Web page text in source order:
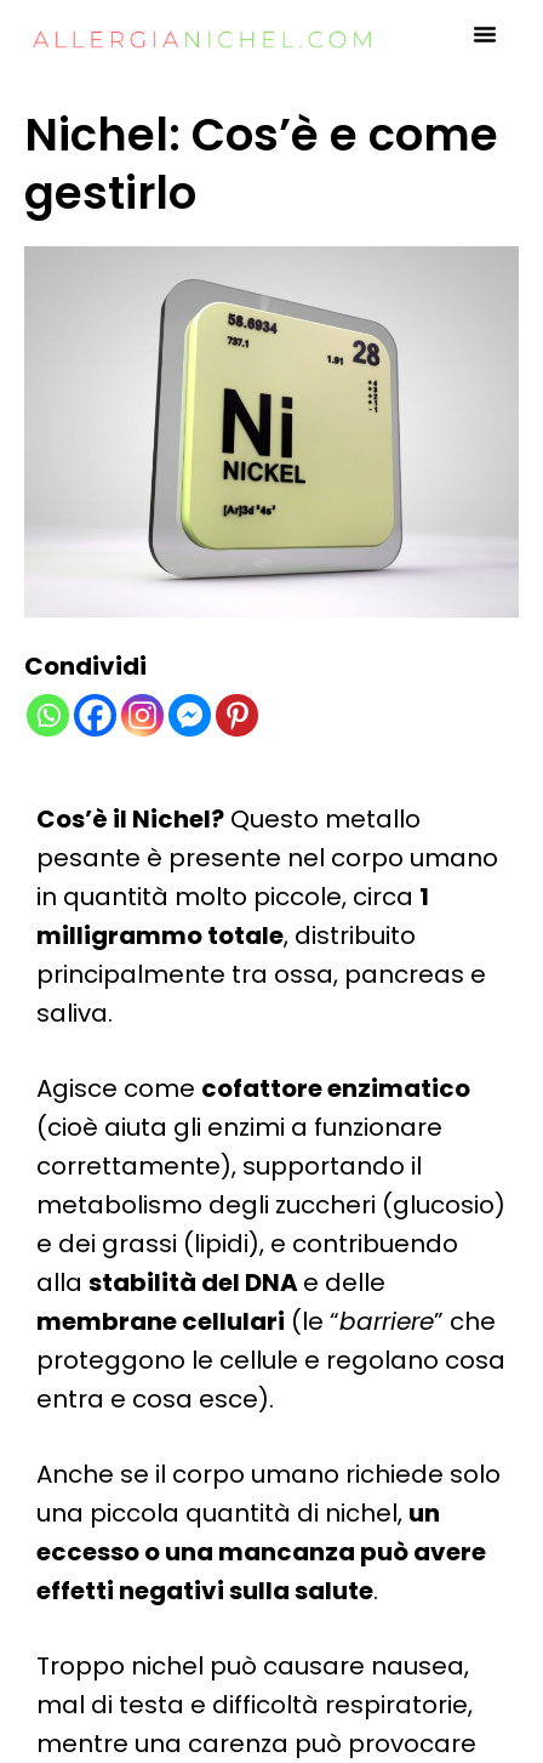
Nichel: Cos’è e come
gestirlo
Condividi
Cos’è il Nichel? Questo metallo
pesante è presente nel corpo umano
in quantità molto piccole, circa 1
milligrammo totale, distribuito
principalmente tra ossa, pancreas e
saliva.
Agisce come cofattore enzimatico
(cioè aiuta gli enzimi a funzionare
correttamente), supportando il
metabolismo degli zuccheri (glucosio)
e dei grassi (lipidi), e contribuendo
alla stabilità del DNAe delle
membrane cellulari (le “barriere” che
proteggono le cellule e regolano cosa
entra e cosa esce).
Anche se il corpo umano richiede solo
una piccola quantità di nichel, un
eccesso o una mancanza può avere
effetti negativi sulla salute.
Troppo nichel può causare nausea,
mal di testa e difficoltà respiratorie,
mentre una carenza può provocare